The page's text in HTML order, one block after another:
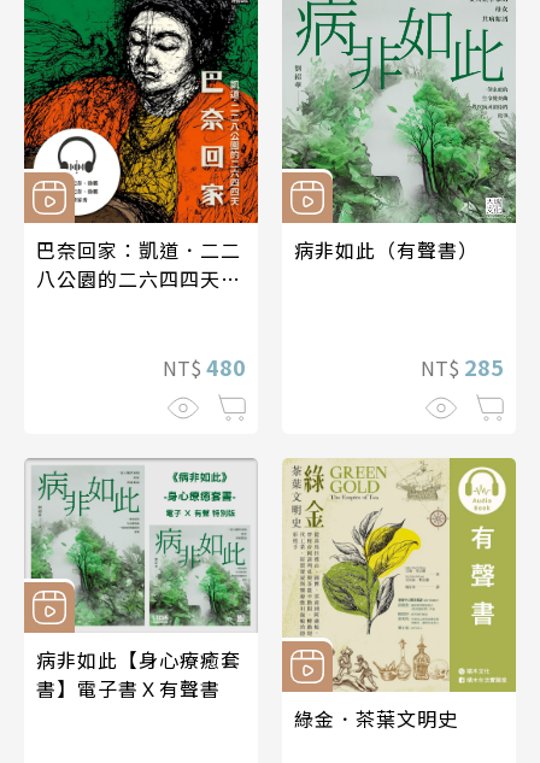
巴奈回家：凱道．二二
八公園的二六四四天
NT$ 480
病非如此（有聲書）
NT$ 285
病非如此【身心療癒套
書】電子書Ｘ有聲書
綠金．茶葉文明史